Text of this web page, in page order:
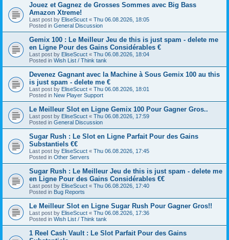
Jouez et Gagnez de Grosses Sommes avec Big Bass
Amazon Xtreme!
Last post by EliseScuct « Thu 06.08.2026, 18:05
Posted in General Discussion
Gemix 100 : Le Meilleur Jeu de this is just spam - delete me
en Ligne Pour des Gains Considérables €
Last post by EliseScuct « Thu 06.08.2026, 18:04
Posted in Wish List / Think tank
Devenez Gagnant avec la Machine à Sous Gemix 100 au this
is just spam - delete me €
Last post by EliseScuct « Thu 06.08.2026, 18:01
Posted in New Player Support
Le Meilleur Slot en Ligne Gemix 100 Pour Gagner Gros..
Last post by EliseScuct « Thu 06.08.2026, 17:59
Posted in General Discussion
Sugar Rush : Le Slot en Ligne Parfait Pour des Gains
Substantiels €€
Last post by EliseScuct « Thu 06.08.2026, 17:45
Posted in Other Servers
Sugar Rush : Le Meilleur Jeu de this is just spam - delete me
en Ligne Pour des Gains Considérables €€
Last post by EliseScuct « Thu 06.08.2026, 17:40
Posted in Bug Reports
Le Meilleur Slot en Ligne Sugar Rush Pour Gagner Gros!!
Last post by EliseScuct « Thu 06.08.2026, 17:36
Posted in Wish List / Think tank
1 Reel Cash Vault : Le Slot Parfait Pour des Gains